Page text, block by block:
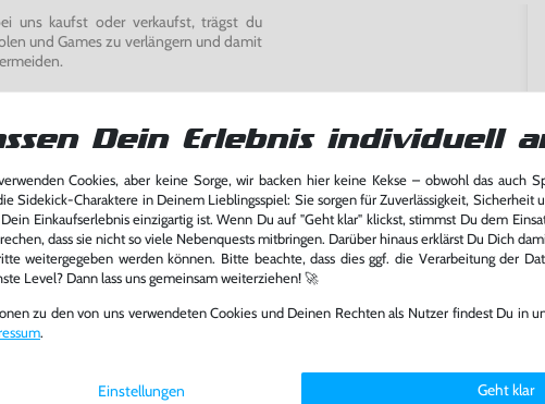
uns kaufst oder verkaufst, trägst du
und Games zu verlängern und damit
Dein Erlebnis individuell
Cookies, aber keine Sorge, wir backen hier keine Kekse – obwohl das auch
Sidekick-Charaktere in Deinem Lieblingsspiel: Sie sorgen für Zuverlässigkeit, Sicherheit
Einkaufserlebnis einzigartig ist. Wenn Du auf "Geht klar" klickst, stimmst Du dem
dass sie nicht so viele Nebenquests mitbringen. Darüber hinaus erklärst Du Dich
weitergegeben werden können. Bitte beachte, dass dies ggf. die Verarbeitung der
Level? Dann lass uns gemeinsam weiterziehen! 🚀
zu den von uns verwendeten Cookies und Deinen Rechten als Nutzer findest Du in
.
Einstellungen Geht klar